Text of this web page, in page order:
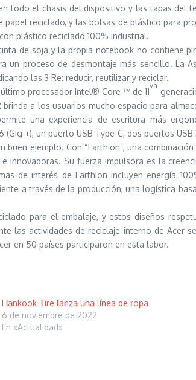
todo el chasis del dispositivo y las tapas
papel reciclado, y las bolsas de plástico para
plástico reciclado 100% industrial.
de soja y la propia notebook no contiene
un proceso de desmontaje más sencillo. La
las 3 Re: reducir, reutilizar y reciclar.
procesador Intel® Core ™ de 11
va
a los usuarios mucho espacio para
una experiencia de escritura más
+), un puerto USB Type-C, dos puertos
ejemplo. Con “Earthion”, una
innovadoras. Su fuerza impulsora es la
de interés de Earthion incluyen energía
a través de la producción, una logística
para el embalaje, y estos diseños
las actividades de reciclaje interno de Acer
en 50 países participaron en esta labor.
Hankook Tire lanza una línea de ropa
6 de noviembre de 2022
En «Actualidad»